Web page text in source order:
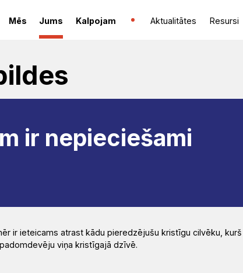
Mēs Jums Kalpojam Aktualitātes Resursi
ir nepieciešami
ir ieteicams atrast kādu pieredzējušu kristīgu cilvēku, kurš
viņa kristīgajā dzīvē.